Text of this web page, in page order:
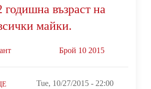
годишна възраст на
майки.
Брой 10 2015
Tue, 10/27/2015 - 22:00